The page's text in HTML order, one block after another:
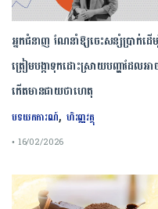
អ្នកជំនាញ ណែនាំឱ្យចេះសន្សំប្រាក់ដើ
ត្រៀមបង្កាទុកដោះស្រាយបញ្ហាដែលអា
កើតមានជាយថាហេតុ
បទយកការណ៍, ហិរញ្ញវត្ថុ
• 16/02/2026